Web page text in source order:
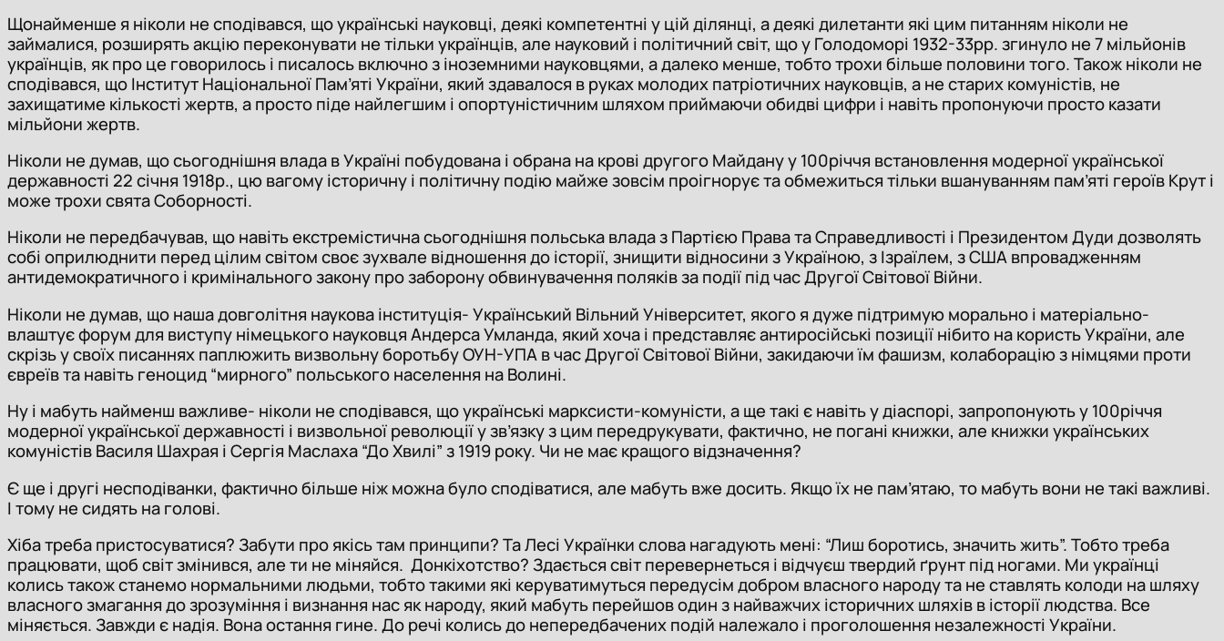
Щонайменше я ніколи не сподівався, що українські науковці, деякі компетентні у цій ділянці, а деякі дилетанти які цим питанням ніколи не
займалися, розширять акцію переконувати не тільки українців, але науковий і політичний світ, що у Голодоморі 1932-33рр. згинуло не 7 мільйонів
українців, як про це говорилось і писалось включно з іноземними науковцями, а далеко менше, тобто трохи більше половини того. Також ніколи не
сподівався, що Інститут Національної Пам’яті України, який здавалося в руках молодих патріотичних науковців, а не старих комуністів, не
захищатиме кількості жертв, а просто піде найлегшим і опортуністичним шляхом приймаючи обидві цифри і навіть пропонуючи просто казати
мільйони жертв.
Ніколи не думав, що сьогоднішня влада в Україні побудована і обрана на крові другого Майдану у 100річчя встановлення модерної української
державності 22 січня 1918р., цю вагому історичну і політичну подію майже зовсім проігнорує та обмежиться тільки вшануванням пам’яті героїв Крут і
може трохи свята Соборності.
Ніколи не передбачував, що навіть екстремістична сьогоднішня польська влада з Партією Права та Справедливості і Президентом Дуди дозволять
собі оприлюднити перед цілим світом своє зухвале відношення до історії, знищити відносини з Україною, з Ізраїлем, з США впровадженням
антидемократичного і кримінального закону про заборону обвинувачення поляків за події під час Другої Світової Війни.
Ніколи не думав, що наша довголітня наукова інституція- Український Вільний Університет, якого я дуже підтримую морально і матеріально-
влаштує форум для виступу німецького науковця Андерса Умланда, який хоча і представляє антиросійські позиції нібито на користь України, але
скрізь у своїх писаннях паплюжить визвольну боротьбу ОУН-УПА в час Другої Світової Війни, закидаючи їм фашизм, колаборацію з німцями проти
євреїв та навіть геноцид “мирного” польського населення на Волині.
Ну і мабуть найменш важливе- ніколи не сподівався, що українські марксисти-комуністи, а ще такі є навіть у діаспорі, запропонують у 100річчя
модерної української державності і визвольної революції у зв’язку з цим передрукувати, фактично, не погані книжки, але книжки українських
комуністів Василя Шахрая і Сергія Маслаха “До Хвилі” з 1919 року. Чи не має кращого відзначення?
Є ще і другі несподіванки, фактично більше ніж можна було сподіватися, але мабуть вже досить. Якщо їх не пам’ятаю, то мабуть вони не такі важливі.
І тому не сидять на голові.
Хіба треба пристосуватися? Забути про якісь там принципи? Та Лесі Українки слова нагадують мені: “Лиш боротись, значить жить”. Тобто треба
працювати, щоб світ змінився, але ти не міняйся. Донкіхотство? Здається світ перевернеться і відчуєш твердий ґрунт під ногами. Ми українці
колись також станемо нормальними людьми, тобто такими які керуватимуться передусім добром власного народу та не ставлять колоди на шляху
власного змагання до зрозуміння і визнання нас як народу, який мабуть перейшов один з найважчих історичних шляхів в історії людства. Все
міняється. Завжди є надія. Вона остання гине. До речі колись до непередбачених подій належало і проголошення незалежності України.